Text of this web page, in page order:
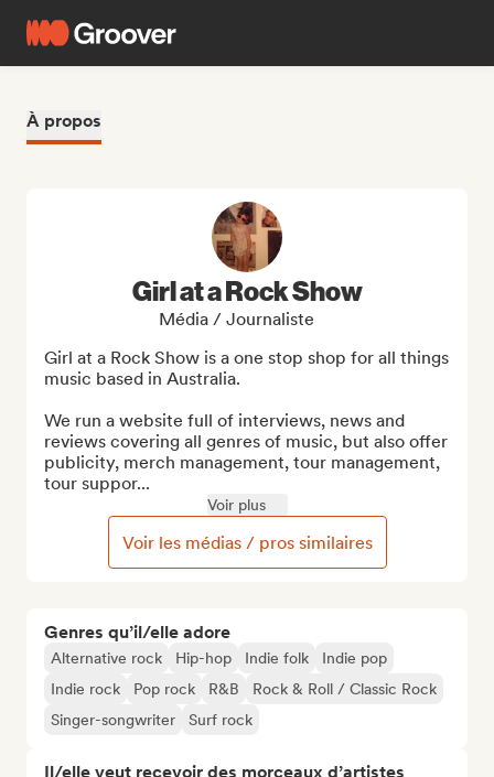
À propos
Genres qu’il/elle adore
Alternative rock Hip-hop Indie folk
Indie pop
Indie rock
Pop rock R&B
Rock & Roll / Classic Rock
Singer-songwriter
Surf rock
Il/elle veut recevoir des morceaux d’artistes
Girl at a Rock Show
Média / Journaliste
Girl at a Rock Show is a one stop shop for all things
music based in Australia.
We run a website full of interviews, news and
reviews covering all genres of music, but also offer
publicity, merch management, tour management,
tour suppor...
Voir plus
Voir les médias / pros similaires